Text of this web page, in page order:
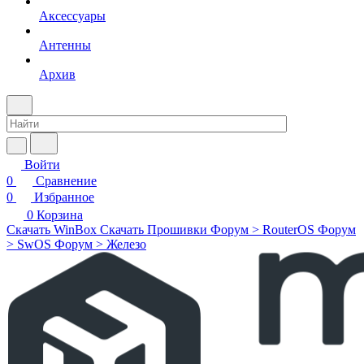
Аксессуары
Антенны
Архив
Войти
0
Сравнение
0
Избранное
0 Корзина
Скачать WinBox Скачать Прошивки Форум > RouterOS Форум
> SwOS Форум > Железо